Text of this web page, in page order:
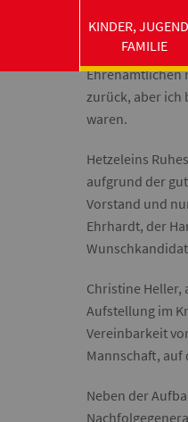
weit über den
wirkte.
Ehrenamtlichen
zurück, aber ich
waren.
Hetzeleins
aufgrund der
Vorstand und
Ehrhardt, der
Christine Heller,
Aufstellung im
Vereinbarkeit
Mannschaft,
Neben der
KINDER,
FAMILIE